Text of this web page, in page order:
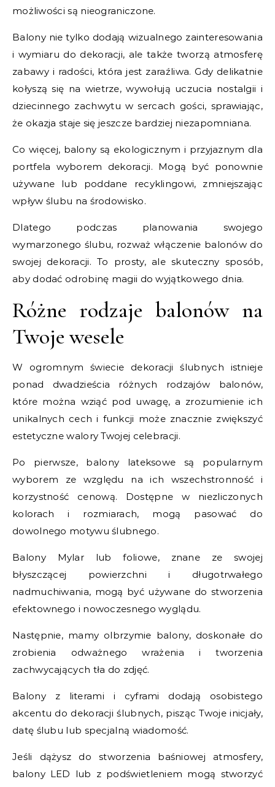
możliwości są nieograniczone.
Balony nie tylko dodają wizualnego zainteresowania
i wymiaru do dekoracji, ale także tworzą atmosferę
zabawy i radości, która jest zaraźliwa. Gdy delikatnie
kołyszą się na wietrze, wywołują uczucia nostalgii i
dziecinnego zachwytu w sercach gości, sprawiając,
że okazja staje się jeszcze bardziej niezapomniana.
Co więcej, balony są ekologicznym i przyjaznym dla
portfela wyborem dekoracji. Mogą być ponownie
używane lub poddane recyklingowi, zmniejszając
wpływ ślubu na środowisko.
Dlatego podczas planowania swojego
wymarzonego ślubu, rozważ włączenie balonów do
swojej dekoracji. To prosty, ale skuteczny sposób,
aby dodać odrobinę magii do wyjątkowego dnia.
Różne rodzaje balonów na
Twoje wesele
W ogromnym świecie dekoracji ślubnych istnieje
ponad dwadzieścia różnych rodzajów balonów,
które można wziąć pod uwagę, a zrozumienie ich
unikalnych cech i funkcji może znacznie zwiększyć
estetyczne walory Twojej celebracji.
Po pierwsze, balony lateksowe są popularnym
wyborem ze względu na ich wszechstronność i
korzystność cenową. Dostępne w niezliczonych
kolorach i rozmiarach, mogą pasować do
dowolnego motywu ślubnego.
Balony Mylar lub foliowe, znane ze swojej
błyszczącej powierzchni i długotrwałego
nadmuchiwania, mogą być używane do stworzenia
efektownego i nowoczesnego wyglądu.
Następnie, mamy olbrzymie balony, doskonałe do
zrobienia odważnego wrażenia i tworzenia
zachwycających tła do zdjęć.
Balony z literami i cyframi dodają osobistego
akcentu do dekoracji ślubnych, pisząc Twoje inicjały,
datę ślubu lub specjalną wiadomość.
Jeśli dążysz do stworzenia baśniowej atmosfery,
balony LED lub z podświetleniem mogą stworzyć